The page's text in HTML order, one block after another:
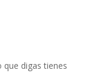
digas tienes